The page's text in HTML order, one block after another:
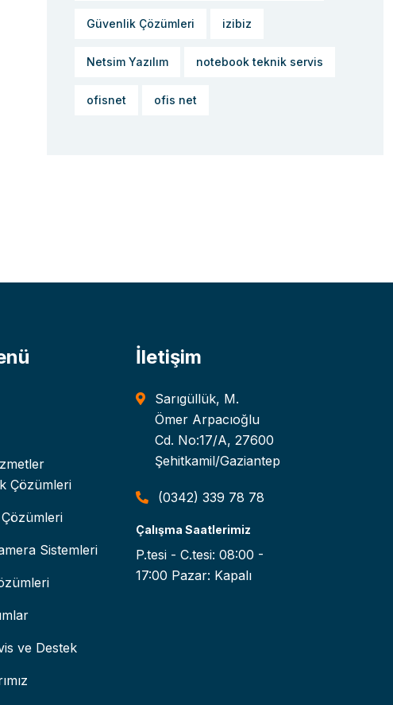
Güvenlik Çözümleri izibiz
Netsim Yazılım notebook teknik servis
ofisnet ofis net
Çözümleri
Sistemleri
ve Destek
İletişim
Sarıgüllük, M.
Ömer Arpacıoğlu
Cd. No:17/A, 27600
Şehitkamil/Gaziantep
(0342) 339 78 78
Çalışma Saatlerimiz
P.tesi - C.tesi: 08:00 -
17:00 Pazar: Kapalı